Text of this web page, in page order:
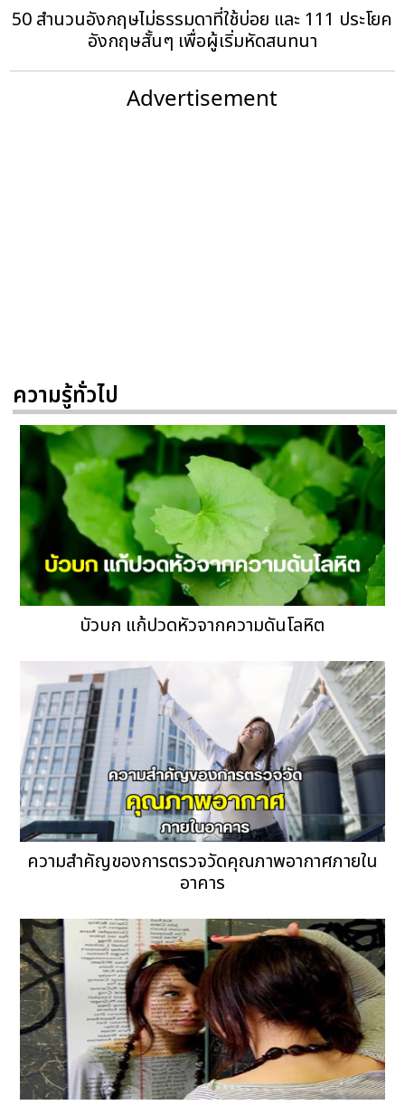
50 สำนวนอังกฤษไม่ธรรมดาที่ใช้บ่อย และ 111 ประโยค
อังกฤษสั้นๆ เพื่อผู้เริ่มหัดสนทนา
Advertisement
ความรู้ทั่วไป
บัวบก แก้ปวดหัวจากความดันโลหิต
ความสำคัญของการตรวจวัดคุณภาพอากาศภายใน
อาคาร